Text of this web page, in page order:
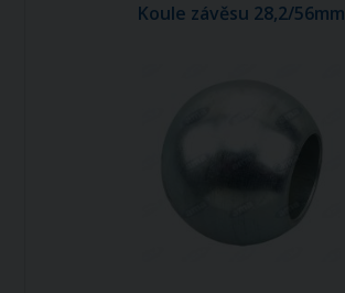
Koule závěsu 28,2/56mm